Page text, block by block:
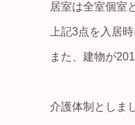
居室は全室個室
上記3点を入居
また、建物が
介護体制としま